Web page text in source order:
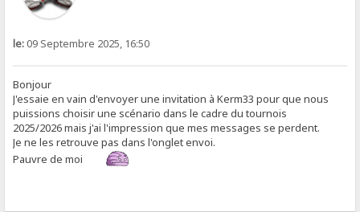
le: 09 Septembre 2025, 16:50
Bonjour
J'essaie en vain d'envoyer une invitation à Kerm33 pour que nous
puissions choisir une scénario dans le cadre du tournois
2025/2026 mais j'ai l'impression que mes messages se perdent.
Je ne les retrouve pas dans l'onglet envoi.
Pauvre de moi